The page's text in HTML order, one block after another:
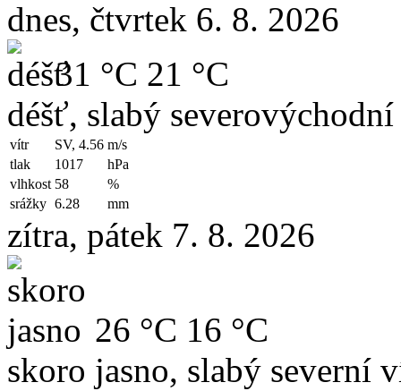
dnes, čtvrtek 6. 8. 2026
31 °C 21 °C
déšť, slabý
vítr SV, 4.56 m/s
tlak
1017
hPa
vlhkost 58
%
srážky 6.28 mm
zítra, pátek 7. 8. 2026
26 °C 16 °C
skoro jasno, slabý severní